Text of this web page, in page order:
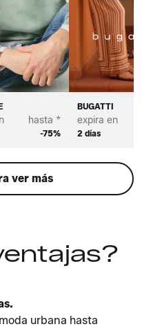
hasta *
-75%
BUGATTI
expira en
2 días
ver más
urbana hasta